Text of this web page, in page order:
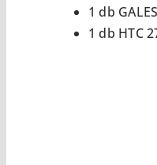
1 db
1 db HTC